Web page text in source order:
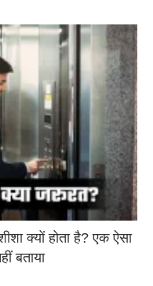
क्यों होता है? एक ऐसा
बताया